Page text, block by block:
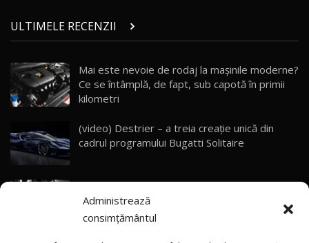
Administrează
consimțământul
28
Noul Geely Monjaro 2025! Mai ieftin și mai
dotat / Test Drive AutoBlog.MD
29
ZEEKR 9X - PRIMUL TEST DRIVE ÎN ROMÂNĂ!
CUM SE CONDUCE?
33:40
30
Primele impresii despre BYD Seal U DM-i,
Sealion 7 și Seal 5 DM-i / Test Drive
AutoBlog.MD
13:56
ULTIMELE RECENZII
Mai este nevoie de rodaj la mașinile moderne?
Ce se întâmplă, de fapt, sub capotă în primii
kilometri
(video) Destrier – a treia creație unică din
cadrul programului Bugatti Solitaire
(video) SRT prezintă tehnologia eBoost Air
care elimină decalajul turbo